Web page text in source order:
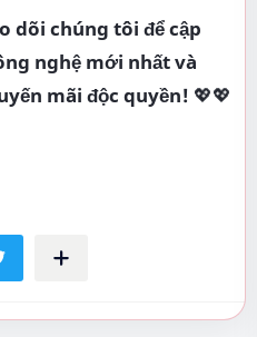
dõi chúng tôi để cập
nghệ mới nhất và
mãi độc quyền! 💖💖